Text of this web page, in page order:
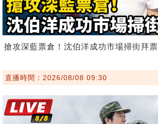
搶攻深藍票倉！沈伯洋成功市場掃街拜票
直播時間：2026/08/08 09:30